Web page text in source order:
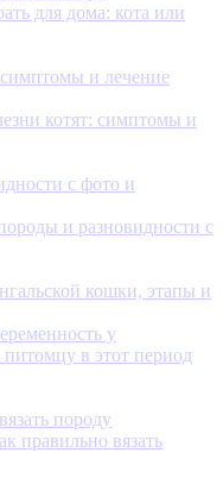
для дома: кота или
котят: симптомы и
и разновидности с
у
в этот период
правильно вязать